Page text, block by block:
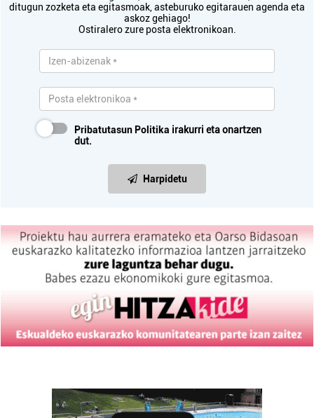
ditugun zozketa eta egitasmoak, asteburuko egitarauen agenda eta
askoz gehiago!
Ostiralero zure posta elektronikoan.
Pribatutasun Politika irakurri eta onartzen
dut.
Harpidetu